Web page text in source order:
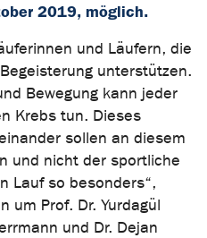
2019, möglich.
und Läufern, die
unterstützen.
Bewegung kann jeder
Krebs tun. Dieses
sollen an diesem
und nicht der sportliche
Lauf so besonders“,
um Prof. Dr. Yurdagül
und Dr. Dejan